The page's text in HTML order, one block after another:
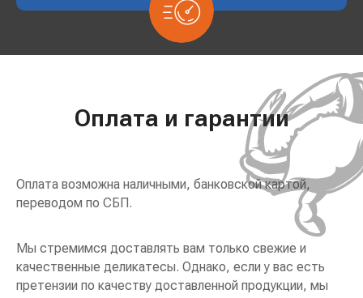
Оплата и гарантии
Оплата возможна наличными, банковской картой,
переводом по СБП.
Мы стремимся доставлять вам только свежие и
качественные деликатесы. Однако, если у вас есть
претензии по качеству доставленной продукции, мы